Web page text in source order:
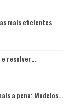
mais eficientes
e resolver…
a pena: Modelos…